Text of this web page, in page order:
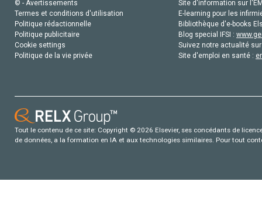
© - Avertissements
Termes et conditions d'utilisation
Politique rédactionnelle
Politique publicitaire
Cookie settings
Politique de la vie privée
Site d'information sur
E-learning pour les
Bibliothèque d'e-books
Blog special IFSI :
Suivez notre actualité
Site d'emploi en santé :
Tout le contenu de ce site: Copyright © 2026 Elsevier, ses concédants de
de données, a la formation en IA et aux technologies similaires. Pour tout